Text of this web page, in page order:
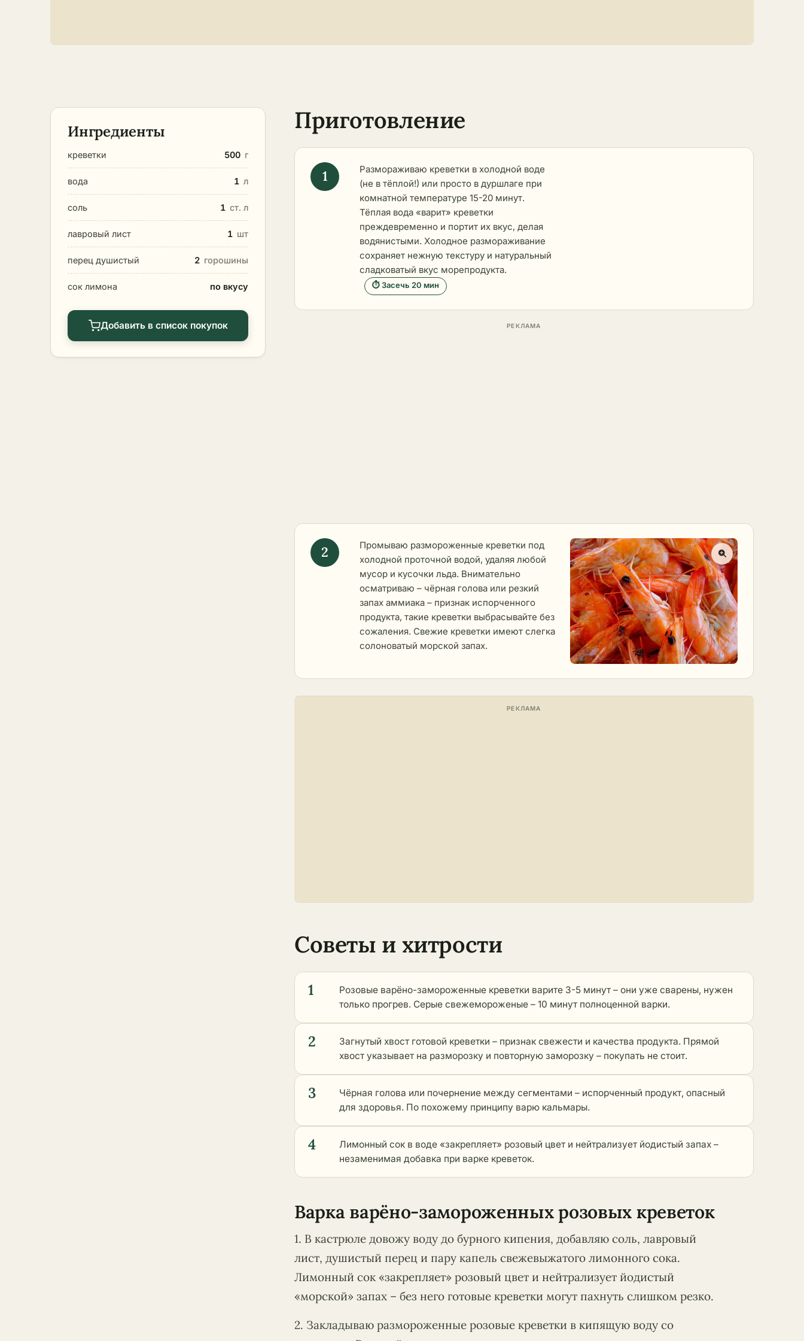
Ингредиенты
креветки 500 г
вода 1 л
соль 1 ст. л
лавровый лист 1 шт
перец душистый 2 горошины
сок лимона по вкусу
Добавить в список покупок
Приготовление
Размораживаю креветки в холодной воде
(не в тёплой!) или просто в дуршлаге при
комнатной температуре 15-20 минут.
Тёплая вода «варит» креветки
преждевременно и портит их вкус, делая
водянистыми. Холодное размораживание
сохраняет нежную текстуру и натуральный
сладковатый вкус морепродукта.
⏱ Засечь 20 мин
Промываю размороженные креветки под
холодной проточной водой, удаляя любой
мусор и кусочки льда. Внимательно
осматриваю – чёрная голова или резкий
запах аммиака – признак испорченного
продукта, такие креветки выбрасывайте без
сожаления. Свежие креветки имеют слегка
солоноватый морской запах.
Советы и хитрости
1
Розовые варёно-замороженные креветки варите 3-5 минут – они уже сварены, нужен
только прогрев. Серые свежемороженые – 10 минут полноценной варки.
2
Загнутый хвост готовой креветки – признак свежести и качества продукта. Прямой
хвост указывает на разморозку и повторную заморозку – покупать не стоит.
3
Чёрная голова или почернение между сегментами – испорченный продукт, опасный
для здоровья. По похожему принципу варю кальмары.
4
Лимонный сок в воде «закрепляет» розовый цвет и нейтрализует йодистый запах –
незаменимая добавка при варке креветок.
Варка варёно-замороженных розовых креветок
1. В кастрюле довожу воду до бурного кипения, добавляю соль, лавровый
лист, душистый перец и пару капель свежевыжатого лимонного сока.
Лимонный сок «закрепляет» розовый цвет и нейтрализует йодистый
«морской» запах – без него готовые креветки могут пахнуть слишком резко.
2. Закладываю размороженные розовые креветки в кипящую воду со